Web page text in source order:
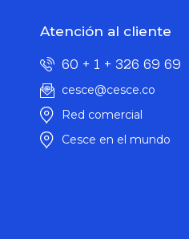
Atención al cliente
60 + 1 + 326 69 69
cesce@cesce.co
Red comercial
Cesce en el mundo